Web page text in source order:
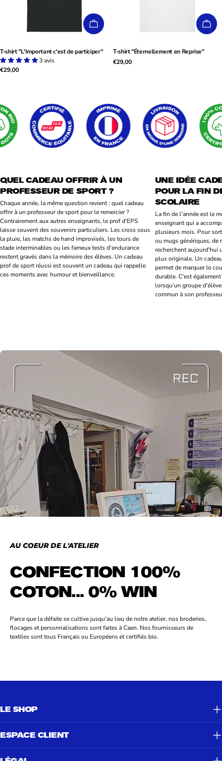
CHOISISSEZ LES OPTIONS
T-shirt "L'Important c'est de participer"
3 avis
Prix
€29,00
T-shirt "Éternellement en Reprise"
Prix
€29,00
QUEL CADEAU OFFRIR À UN
PROFESSEUR DE SPORT ?
Chaque année, la même question revient : quel cadeau
offrir à un professeur de sport pour le remercier ?
Contrairement aux autres enseignants, le prof d'EPS
laisse souvent des souvenirs particuliers. Les cross sous
la pluie, les matchs de hand improvisés, les tours de
stade interminables ou les fameux tests d'endurance
restent gravés dans la mémoire des élèves. Un cadeau
prof de sport réussi est souvent un cadeau qui rappelle
ces moments avec humour et bienveillance.
UNE IDÉE
POUR LA FIN
SCOLAIRE
La fin de l'année est le
enseignant qui a
plusieurs mois. Pour
ou mugs génériques, de
recherchent aujourd'hui
plus originale. Un
permet de marquer le
durable. C'est
lorsqu'un groupe
commun à son
AU COEUR DE L'ATELIER
CONFECTION 100%
COTON... 0% WIN
Parce que la défaite se cultive jusqu'au lieu de notre atelier, nos broderies,
flocages et personnalisations sont faites à Caen. Nos fournisseurs de
textiles sont tous Français ou Européens et certifiés bio.
LE SHOP
ESPACE CLIENT